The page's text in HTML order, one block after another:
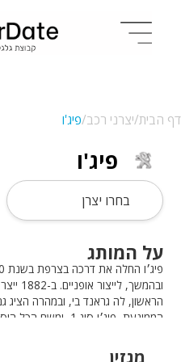
דף הבית/יצרני רכב/פיג'ו
פיג'ו
בחרו יצרן
על המותג
הראשון, לה גראנד בי, ובמהרה הציג
הממונעת, פיג׳ו סוג
השנים רכבים בעלי חידושים
מגזין